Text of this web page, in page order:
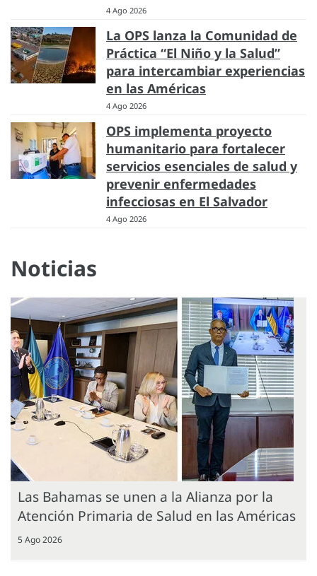
4 Ago 2026
La OPS lanza la Comunidad de
Práctica “El Niño y la Salud”
para intercambiar experiencias
en las Américas
4 Ago 2026
OPS implementa proyecto
humanitario para fortalecer
servicios esenciales de salud y
prevenir enfermedades
infecciosas en El Salvador
4 Ago 2026
Noticias
Las Bahamas se unen a la Alianza por la
Atención Primaria de Salud en las Américas
5 Ago 2026